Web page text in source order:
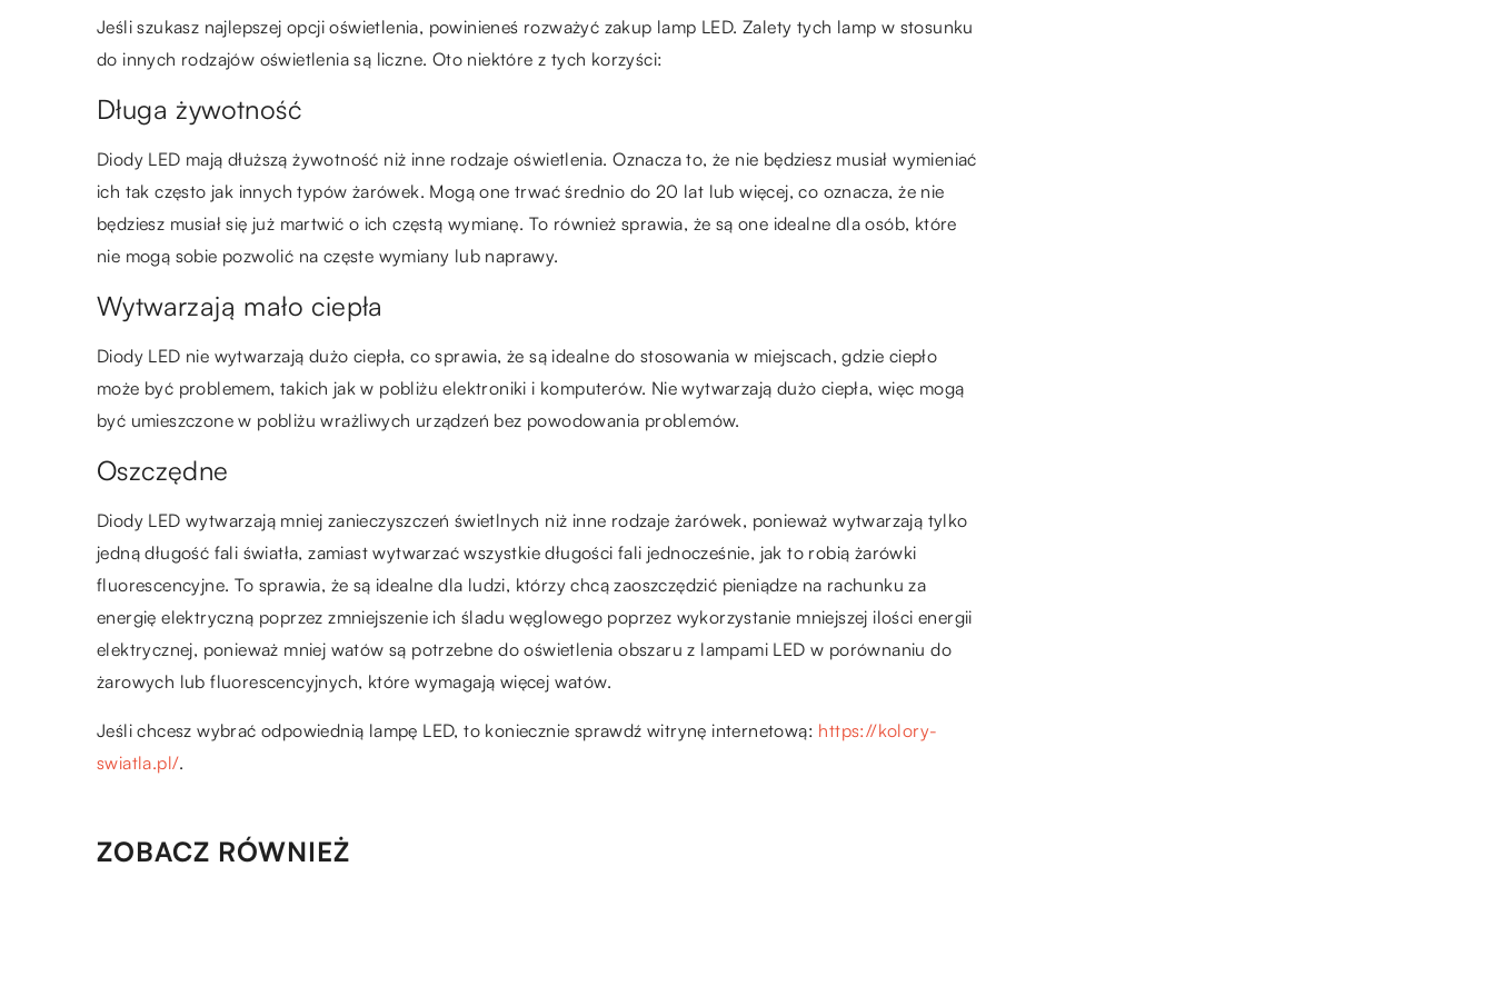
Jeśli szukasz najlepszej opcji oświetlenia, powinieneś rozważyć zakup lamp LED. Zalety tych lamp w stosunku
do innych rodzajów oświetlenia są liczne. Oto niektóre z tych korzyści:
Długa żywotność
Diody LED mają dłuższą żywotność niż inne rodzaje oświetlenia. Oznacza to, że nie będziesz musiał wymieniać
ich tak często jak innych typów żarówek. Mogą one trwać średnio do 20 lat lub więcej, co oznacza, że nie
będziesz musiał się już martwić o ich częstą wymianę. To również sprawia, że są one idealne dla osób, które
nie mogą sobie pozwolić na częste wymiany lub naprawy.
Wytwarzają mało ciepła
Diody LED nie wytwarzają dużo ciepła, co sprawia, że są idealne do stosowania w miejscach, gdzie ciepło
może być problemem, takich jak w pobliżu elektroniki i komputerów. Nie wytwarzają dużo ciepła, więc mogą
być umieszczone w pobliżu wrażliwych urządzeń bez powodowania problemów.
Oszczędne
Diody LED wytwarzają mniej zanieczyszczeń świetlnych niż inne rodzaje żarówek, ponieważ wytwarzają tylko
jedną długość fali światła, zamiast wytwarzać wszystkie długości fali jednocześnie, jak to robią żarówki
fluorescencyjne. To sprawia, że są idealne dla ludzi, którzy chcą zaoszczędzić pieniądze na rachunku za
energię elektryczną poprzez zmniejszenie ich śladu węglowego poprzez wykorzystanie mniejszej ilości energii
elektrycznej, ponieważ mniej watów są potrzebne do oświetlenia obszaru z lampami LED w porównaniu do
żarowych lub fluorescencyjnych, które wymagają więcej watów.
Jeśli chcesz wybrać odpowiednią lampę LED, to koniecznie sprawdź witrynę internetową: https://kolory-
swiatla.pl/.
ZOBACZ RÓWNIEŻ